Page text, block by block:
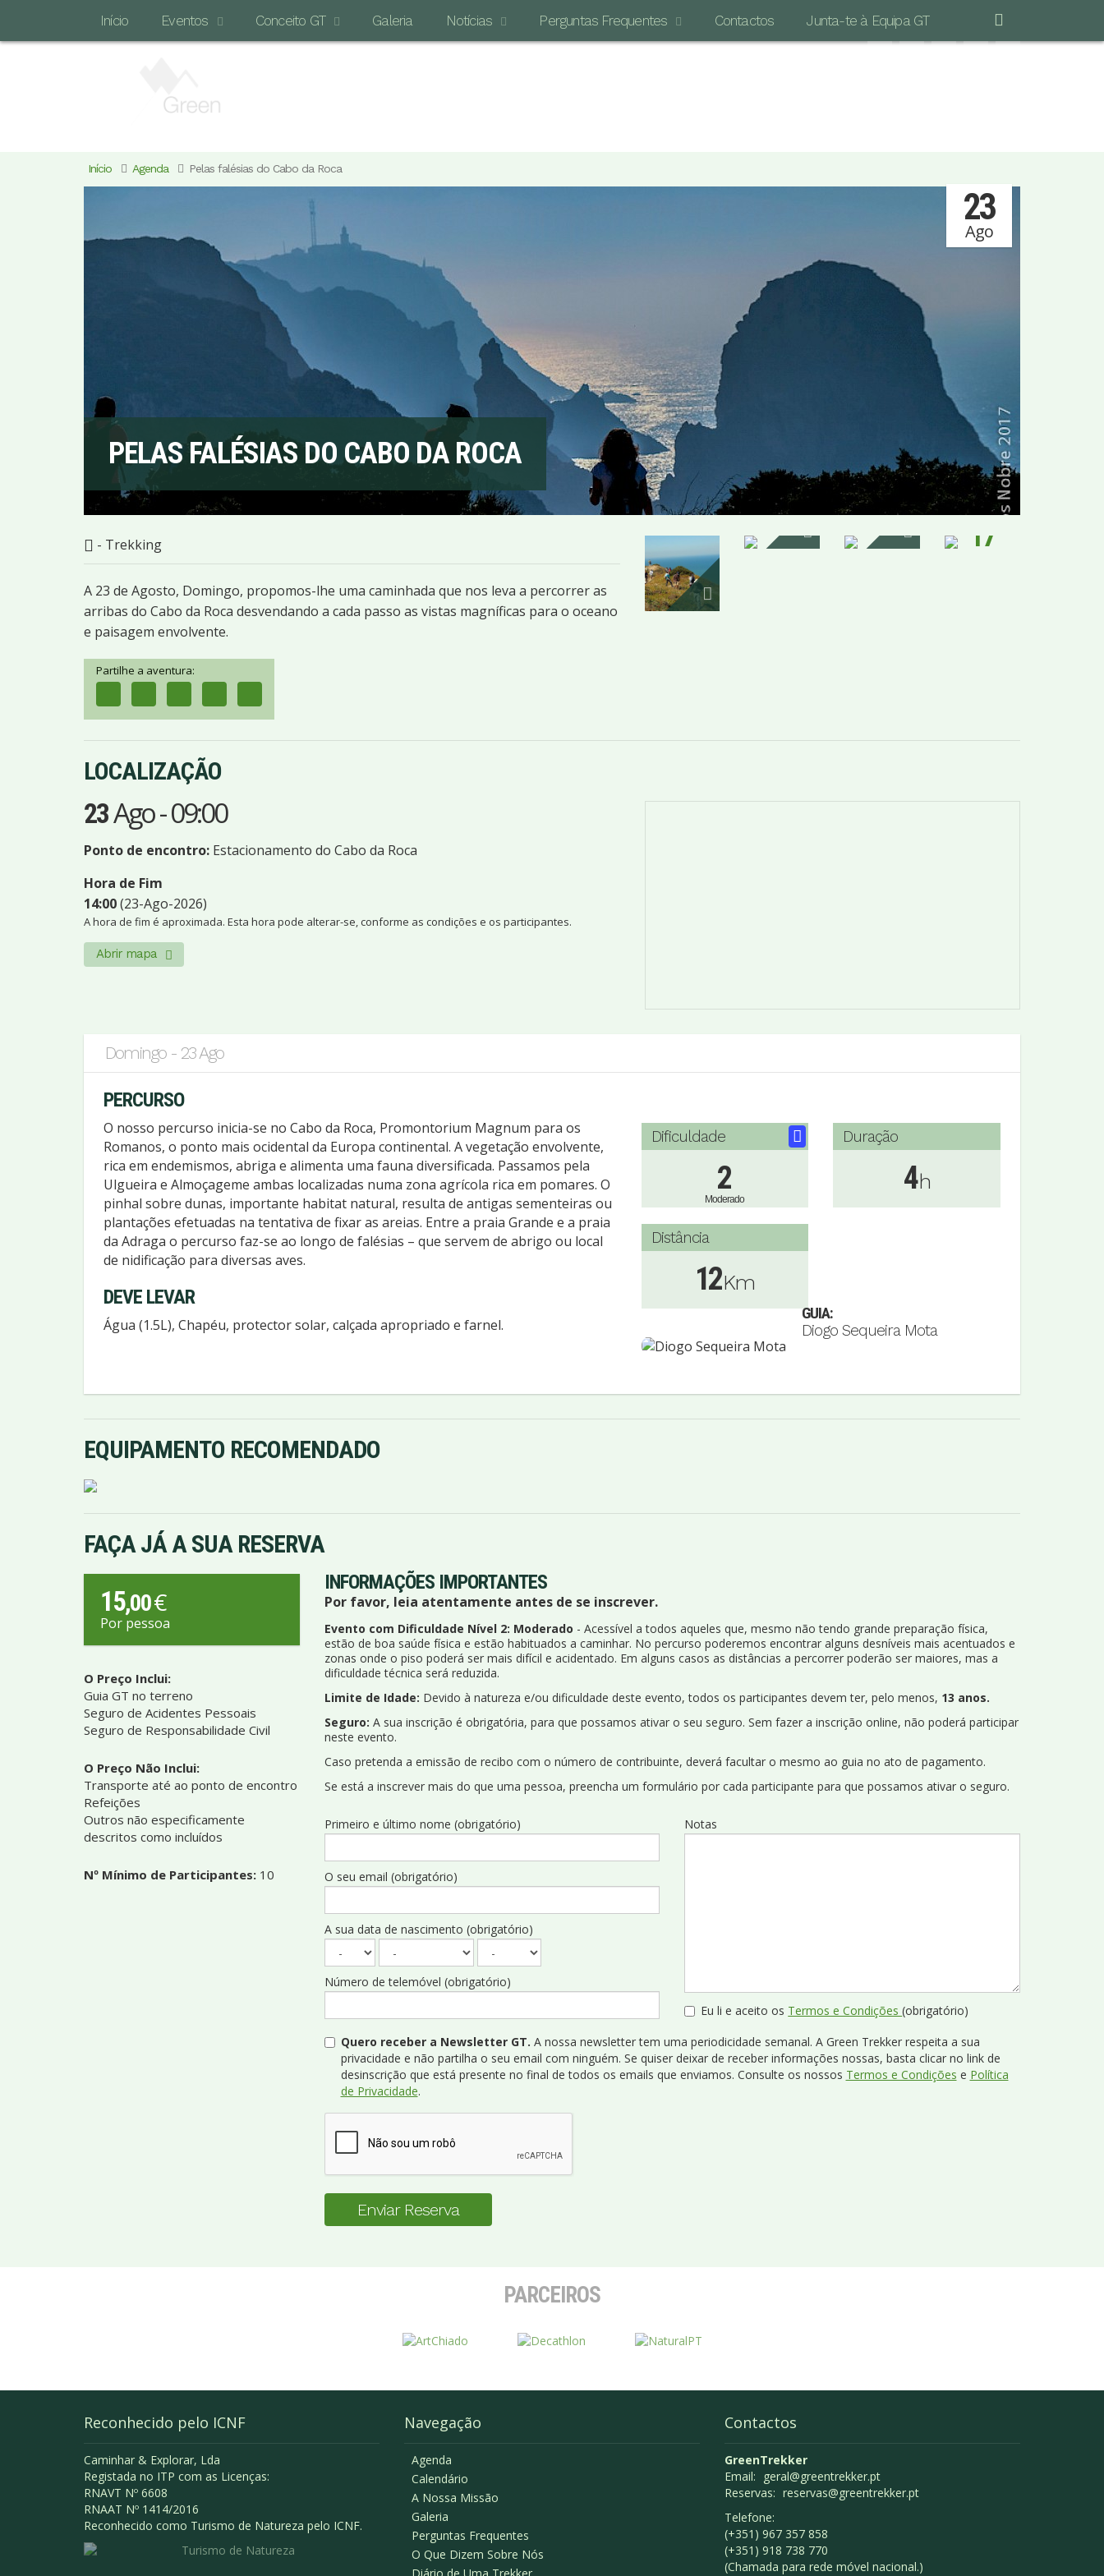
Início Eventos Conceito GT Galeria Notícias Perguntas Frequentes Contactos Junta-te à Equipa GT
Início Agenda Pelas falésias do Cabo da Roca
PELAS FALÉSIAS DO CABO DA ROCA
23
Ago
- Trekking
A 23 de Agosto, Domingo, propomos-lhe uma caminhada que nos leva a percorrer as
arribas do Cabo da Roca desvendando a cada passo as vistas magníficas para o oceano
e paisagem envolvente.
Partilhe a aventura:
17
LOCALIZAÇÃO
23Ago-09:00
Ponto de encontro: Estacionamento do Cabo da Roca
Hora de Fim
14:00(23-Ago-2026)
A hora de fim é aproximada. Esta hora pode alterar-se, conforme as condições e os participantes.
Abrir mapa
Domingo - 23 Ago
PERCURSO
O nosso percurso inicia-se no Cabo da Roca, Promontorium Magnum para os
Romanos, o ponto mais ocidental da Europa continental. A vegetação envolvente,
rica em endemismos, abriga e alimenta uma fauna diversificada. Passamos pela
Ulgueira e Almoçageme ambas localizadas numa zona agrícola rica em pomares. O
pinhal sobre dunas, importante habitat natural, resulta de antigas sementeiras ou
plantações efetuadas na tentativa de fixar as areias. Entre a praia Grande e a praia
da Adraga o percurso faz-se ao longo de falésias – que servem de abrigo ou local
de nidificação para diversas aves.
DEVE LEVAR
Água (1.5L), Chapéu, protector solar, calçada apropriado e farnel.
Dificuldade
2
Moderado
Duração
4h
Distância
12Km
GUIA:
Diogo Sequeira Mota
EQUIPAMENTO RECOMENDADO
FAÇA JÁ A SUA RESERVA
15,00€
Por pessoa
O Preço Inclui:
Guia GT no terreno
Seguro de Acidentes Pessoais
Seguro de Responsabilidade Civil
O Preço Não Inclui:
Transporte até ao ponto de encontro
Refeições
Outros não especificamente
descritos como incluídos
Nº Mínimo de Participantes: 10
INFORMAÇÕES IMPORTANTES
Por favor, leia atentamente antes de se inscrever.
Evento com Dificuldade Nível 2: Moderado - Acessível a todos aqueles que, mesmo não tendo grande preparação física,
estão de boa saúde física e estão habituados a caminhar. No percurso poderemos encontrar alguns desníveis mais acentuados e
zonas onde o piso poderá ser mais difícil e acidentado. Em alguns casos as distâncias a percorrer poderão ser maiores, mas a
dificuldade técnica será reduzida.
Limite de Idade: Devido à natureza e/ou dificuldade deste evento, todos os participantes devem ter, pelo menos, 13 anos.
Seguro: A sua inscrição é obrigatória, para que possamos ativar o seu seguro. Sem fazer a inscrição online, não poderá participar
neste evento.
Caso pretenda a emissão de recibo com o número de contribuinte, deverá facultar o mesmo ao guia no ato de pagamento.
Se está a inscrever mais do que uma pessoa, preencha um formulário por cada participante para que possamos ativar o seguro.
Primeiro e último nome (obrigatório)
O seu email (obrigatório)
A sua data de nascimento (obrigatório)
Número de telemóvel (obrigatório)
Notas
Eu li e aceito os Termos e Condições(obrigatório)
Quero receber a Newsletter GT. A nossa newsletter tem uma periodicidade semanal. A Green Trekker respeita a sua
privacidade e não partilha o seu email com ninguém. Se quiser deixar de receber informações nossas, basta clicar no link de
desinscrição que está presente no final de todos os emails que enviamos. Consulte os nossos Termos e Condições e Política
de Privacidade.
Enviar Reserva
PARCEIROS
Reconhecido pelo ICNF
Caminhar & Explorar, Lda
Registada no ITP com as Licenças:
RNAVT Nº 6608
RNAAT Nº 1414/2016
Reconhecido como Turismo de Natureza pelo ICNF.
Navegação
Agenda
Calendário
A Nossa Missão
Galeria
Perguntas Frequentes
O Que Dizem Sobre Nós
Contactos
GreenTrekker
Email: geral@greentrekker.pt
Reservas: reservas@greentrekker.pt
Telefone:
(+351) 967 357 858
(+351) 918 738 770
(Chamada para rede móvel nacional.)